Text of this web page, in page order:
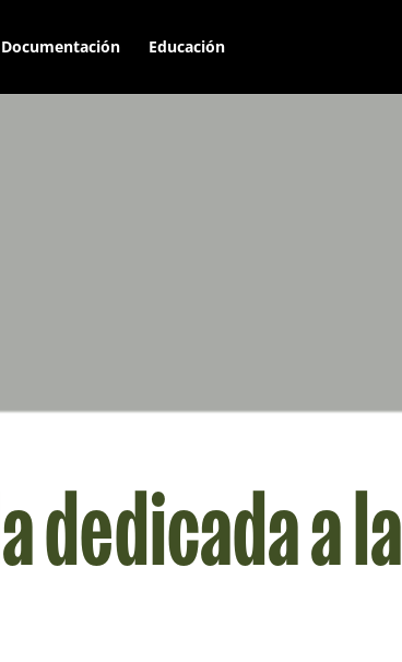
Educación
dedicada a la